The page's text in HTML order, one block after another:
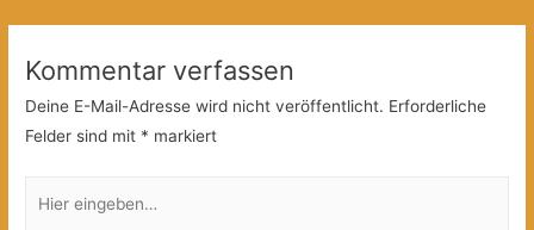
Kommentar verfassen
Deine E-Mail-Adresse wird nicht veröffentlicht. Erforderliche
Felder sind mit * markiert
eingeben…